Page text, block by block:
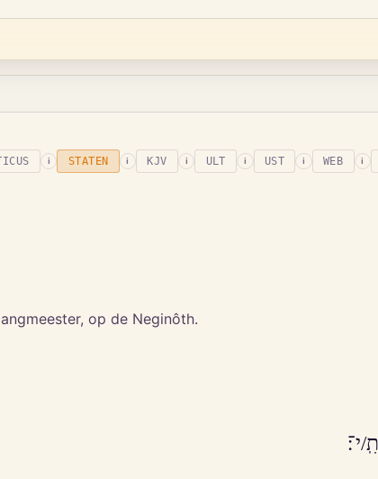
i STATEN i KJV i ULT i UST i WEB i
op de Neginôth.